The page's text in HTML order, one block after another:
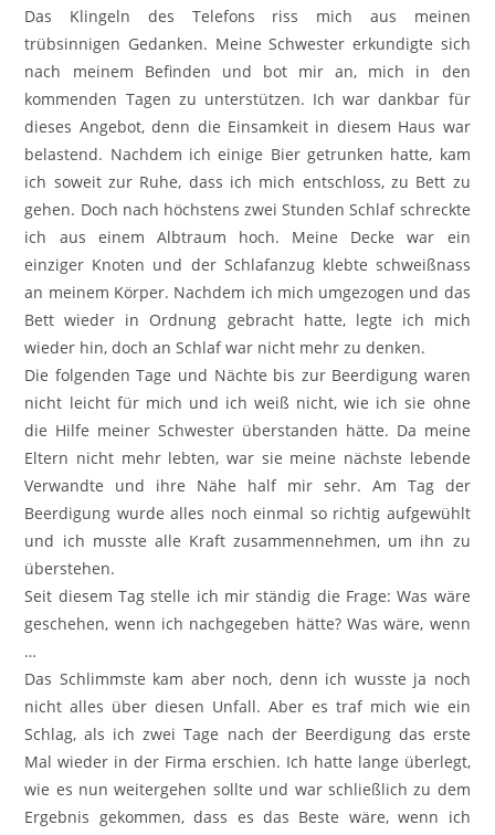
Das Klingeln des Telefons riss mich aus meinen
trübsinnigen Gedanken. Meine Schwester erkundigte sich
nach meinem Befinden und bot mir an, mich in den
kommenden Tagen zu unterstützen. Ich war dankbar für
dieses Angebot, denn die Einsamkeit in diesem Haus war
belastend. Nachdem ich einige Bier getrunken hatte, kam
ich soweit zur Ruhe, dass ich mich entschloss, zu Bett zu
gehen. Doch nach höchstens zwei Stunden Schlaf schreckte
ich aus einem Albtraum hoch. Meine Decke war ein
einziger Knoten und der Schlafanzug klebte schweißnass
an meinem Körper. Nachdem ich mich umgezogen und das
Bett wieder in Ordnung gebracht hatte, legte ich mich
wieder hin, doch an Schlaf war nicht mehr zu denken.
Die folgenden Tage und Nächte bis zur Beerdigung waren
nicht leicht für mich und ich weiß nicht, wie ich sie ohne
die Hilfe meiner Schwester überstanden hätte. Da meine
Eltern nicht mehr lebten, war sie meine nächste lebende
Verwandte und ihre Nähe half mir sehr. Am Tag der
Beerdigung wurde alles noch einmal so richtig aufgewühlt
und ich musste alle Kraft zusammennehmen, um ihn zu
überstehen.
Seit diesem Tag stelle ich mir ständig die Frage: Was wäre
geschehen, wenn ich nachgegeben hätte? Was wäre, wenn
…
Das Schlimmste kam aber noch, denn ich wusste ja noch
nicht alles über diesen Unfall. Aber es traf mich wie ein
Schlag, als ich zwei Tage nach der Beerdigung das erste
Mal wieder in der Firma erschien. Ich hatte lange überlegt,
wie es nun weitergehen sollte und war schließlich zu dem
Ergebnis gekommen, dass es das Beste wäre, wenn ich